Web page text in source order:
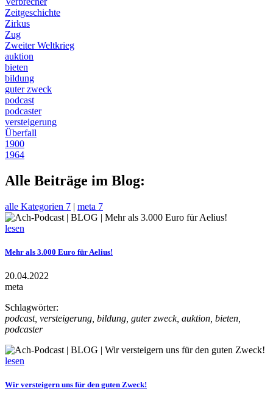
Zeitgeschichte
Zirkus
Zug
Zweiter Weltkrieg
auktion
bieten
bildung
guter zweck
podcast
podcaster
versteigerung
Überfall
1900
1964
Alle Beiträge im Blog:
alle Kategorien 7 | meta 7
lesen
Mehr als 3.000 Euro für Aelius!
20.04.2022
meta
Schlagwörter:
podcast, versteigerung, bildung, guter zweck, auktion, bieten,
podcaster
lesen
Wir versteigern uns für den guten Zweck!